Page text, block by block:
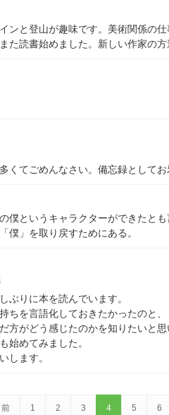
ンと登山が趣味です。美術関係の
た読書始めました。新しい作家の方
くてごめんなさい。備忘録としてお
僕というキャラクターができたと
僕」を取り戻すためにある。
ぶりに本を読んでいます。
ちを言語化しておきたかったのと、
方がどう感じたのかを知りたいと思
始めてみました。
します。
前 1 2 3 4 5 6